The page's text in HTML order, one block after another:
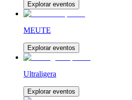
Explorar eventos
MEUTE
Explorar eventos
Ultraligera
Explorar eventos